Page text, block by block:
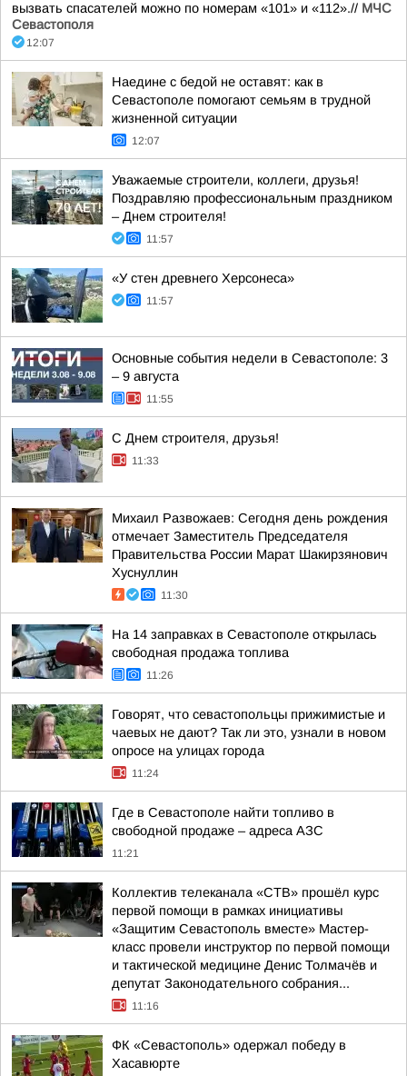
вызвать спасателей можно по номерам «101» и «112».// МЧС
Севастополя
12:07
Наедине с бедой не оставят: как в
Севастополе помогают семьям в трудной
жизненной ситуации
12:07
Уважаемые строители, коллеги, друзья!
Поздравляю профессиональным праздником
– Днем строителя!
11:57
«У стен древнего Херсонеса»
11:57
Основные события недели в Севастополе: 3
– 9 августа
11:55
С Днем строителя, друзья!
11:33
Михаил Развожаев: Сегодня день рождения
отмечает Заместитель Председателя
Правительства России Марат Шакирзянович
Хуснуллин
11:30
На 14 заправках в Севастополе открылась
свободная продажа топлива
11:26
Говорят, что севастопольцы прижимистые и
чаевых не дают? Так ли это, узнали в новом
опросе на улицах города
11:24
Где в Севастополе найти топливо в
свободной продаже – адреса АЗС
11:21
Коллектив телеканала «СТВ» прошёл курс
первой помощи в рамках инициативы
«Защитим Севастополь вместе» Мастер-
класс провели инструктор по первой помощи
и тактической медицине Денис Толмачёв и
депутат Законодательного собрания...
11:16
ФК «Севастополь» одержал победу в
Хасавюрте